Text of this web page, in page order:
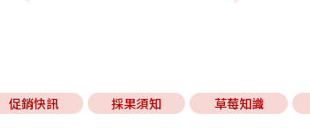
促銷快訊 採果須知
草莓知識